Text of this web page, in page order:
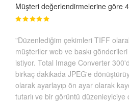
Müşteri değerlendirmelerine göre
"Düzenlediğim çekimleri TIFF
müşteriler web ve baskı
istiyor. Total Image Converter
birkaç dakikada JPEG'e
olarak ayarlayıp ön ayar olarak
tutarlı ve bir görüntü